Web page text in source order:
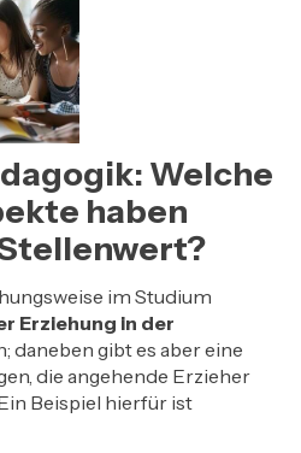
Welche
haben
im Studium
Erziehung in der
daneben gibt es aber eine
die angehende Erzieher
Beispiel hierfür ist